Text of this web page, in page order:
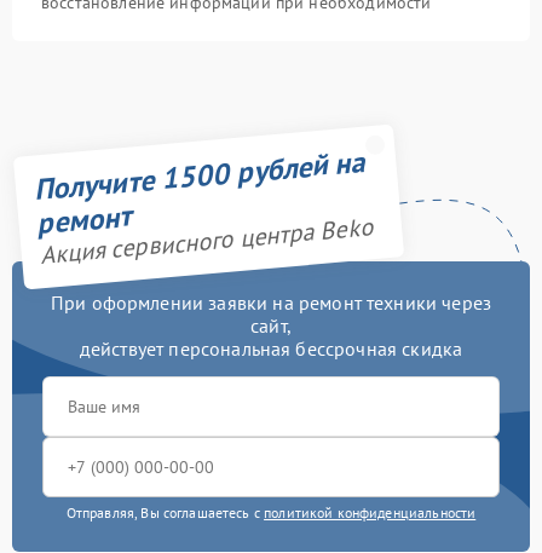
Получите 1500 рублей на
ремонт
Акция сервисного центра Beko
При оформлении заявки на ремонт техники через
сайт,
действует персональная бессрочная скидка
Отправляя, Вы соглашаетесь с политикой конфиденциальности